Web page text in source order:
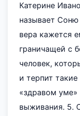
Катерине
называет
вера кажется
граничащей с
человек,
и терпит
«здравом уме»
выживания. 5.